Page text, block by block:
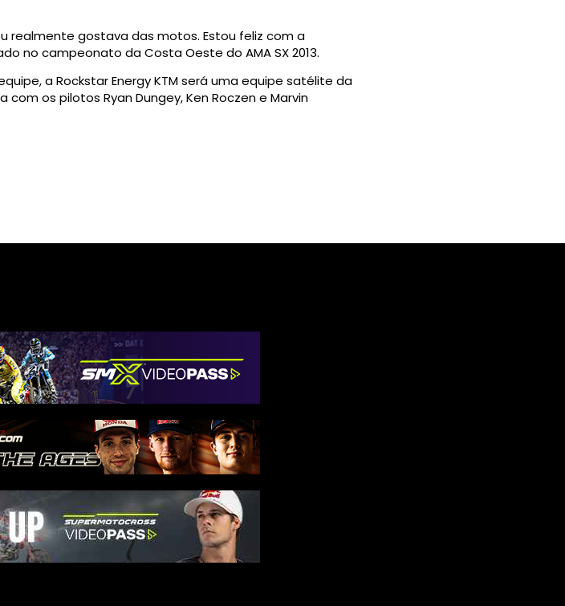
realmente gostava das motos. Estou feliz com a
no campeonato da Costa Oeste do AMA SX 2013.
a Rockstar Energy KTM será uma equipe satélite da
os pilotos Ryan Dungey, Ken Roczen e Marvin